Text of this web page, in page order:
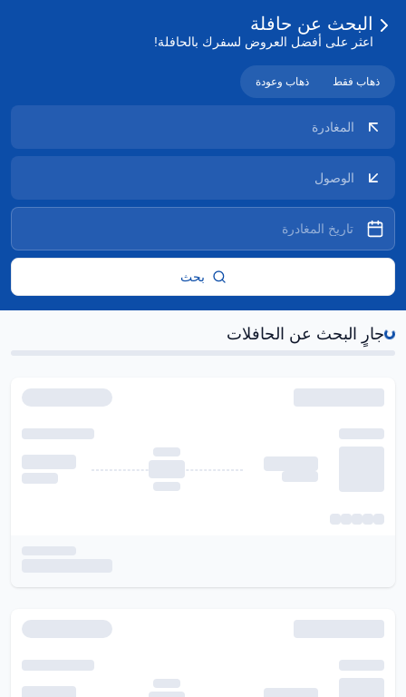
البحث عن حافلة
اعثر على أفضل العروض لسفرك بالحافلة!
ذهاب فقط ذهاب وعودة
بحث جارٍ البحث عن الحافلات...
جارٍ البحث عن الحافلات